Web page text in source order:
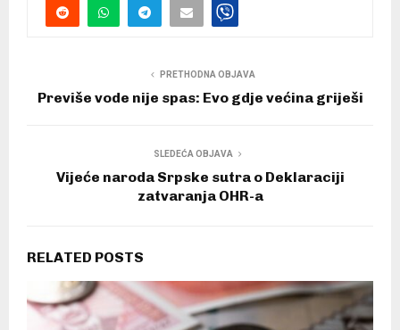
PRETHODNA OBJAVA
Previše vode nije spas: Evo gdje većina griješi
SLEDEĆA OBJAVA
Vijeće naroda Srpske sutra o Deklaraciji
zatvaranja OHR-a
RELATED POSTS